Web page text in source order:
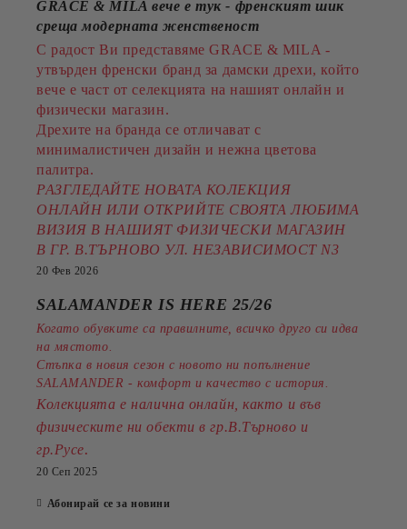
GRACE & MILA вече е тук - френският шик
среща модерната женственост
С радост Ви представяме GRACE & MILA -
утвърден френски бранд за дамски дрехи, който
вече е част от селекцията на нашият онлайн и
физически магазин.
Дрехите на бранда се отличават с
минималистичен дизайн и нежна цветова
палитра.
РАЗГЛЕДАЙТЕ НОВАТА КОЛЕКЦИЯ
ОНЛАЙН ИЛИ ОТКРИЙТЕ СВОЯТА ЛЮБИМА
ВИЗИЯ В НАШИЯТ ФИЗИЧЕСКИ МАГАЗИН
В ГР. В.ТЪРНОВО УЛ. НЕЗАВИСИМОСТ N3
20 Фев 2026
SALAMANDER IS HERE 25/26
Когато обувките са правилните, всичко друго си идва
на мястото.
Стъпка в новия сезон с новото ни попълнение
SALAMANDER - комфорт и качество с история.
Колекцията е налична онлайн, както и във
физическите ни обекти в гр.В.Търново и
гр.Русе.
20 Сеп 2025
Абонирай се за новини